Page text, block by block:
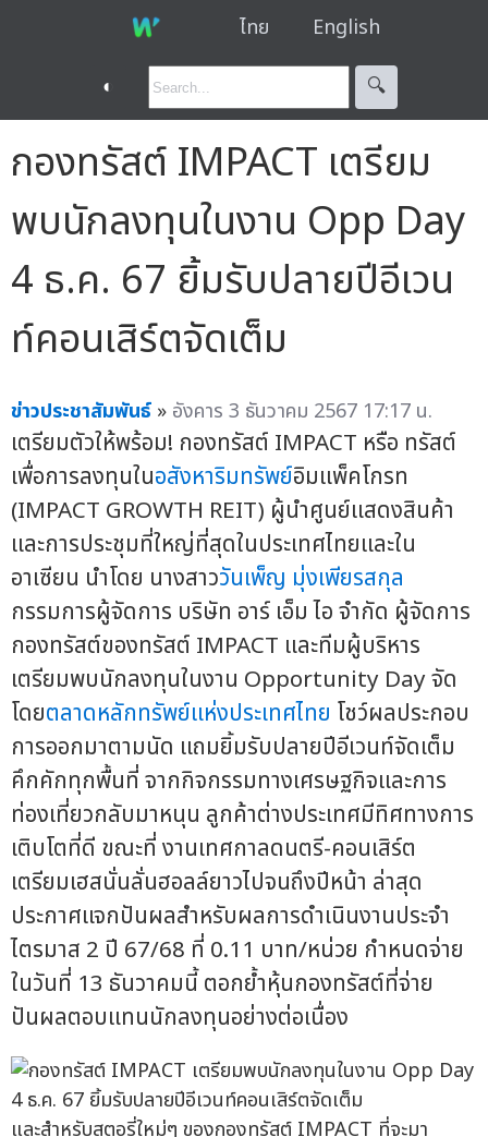
ไทย English
◐ 🔍︎
กองทรัสต์ IMPACT เตรียม
พบนักลงทุนในงาน Opp Day
4 ธ.ค. 67 ยิ้มรับปลายปีอีเวน
ท์คอนเสิร์ตจัดเต็ม
ข่าวประชาสัมพันธ์ » อังคาร 3 ธันวาคม 2567 17:17 น.
เตรียมตัวให้พร้อม! กองทรัสต์ IMPACT หรือ ทรัสต์
เพื่อการลงทุนในอสังหาริมทรัพย์อิมแพ็คโกรท
(IMPACT GROWTH REIT) ผู้นำศูนย์แสดงสินค้า
และการประชุมที่ใหญ่ที่สุดในประเทศไทยและใน
อาเซียน นำโดย นางสาววันเพ็ญ มุ่งเพียรสกุล
กรรมการผู้จัดการ บริษัท อาร์ เอ็ม ไอ จำกัด ผู้จัดการ
กองทรัสต์ของทรัสต์ IMPACT และทีมผู้บริหาร
เตรียมพบนักลงทุนในงาน Opportunity Day จัด
โดยตลาดหลักทรัพย์แห่งประเทศไทย โชว์ผลประกอบ
การออกมาตามนัด แถมยิ้มรับปลายปีอีเวนท์จัดเต็ม
คึกคักทุกพื้นที่ จากกิจกรรมทางเศรษฐกิจและการ
ท่องเที่ยวกลับมาหนุน ลูกค้าต่างประเทศมีทิศทางการ
เติบโตที่ดี ขณะที่ งานเทศกาลดนตรี-คอนเสิร์ต
เตรียมเฮสนั่นลั่นฮอลล์ยาวไปจนถึงปีหน้า ล่าสุด
ประกาศแจกปันผลสำหรับผลการดำเนินงานประจำ
ไตรมาส 2 ปี 67/68 ที่ 0.11 บาท/หน่วย กำหนดจ่าย
ในวันที่ 13 ธันวาคมนี้ ตอกย้ำหุ้นกองทรัสต์ที่จ่าย
ปันผลตอบแทนนักลงทุนอย่างต่อเนื่อง
และสำหรับสตอรี่ใหม่ๆ ของกองทรัสต์ IMPACT ที่จะมา